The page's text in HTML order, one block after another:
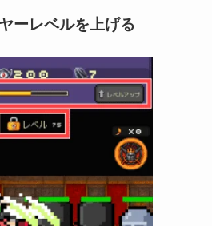
ーレベルを上げる